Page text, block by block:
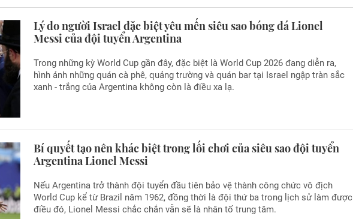
Lý do người Israel đặc biệt yêu mến siêu sao bóng đá Lionel
Messi của đội tuyển Argentina
Trong những kỳ World Cup gần đây, đặc biệt là World Cup 2026 đang diễn ra,
hình ảnh những quán cà phê, quảng trường và quán bar tại Israel ngập tràn sắc
xanh - trắng của Argentina không còn là điều xa lạ.
Bí quyết tạo nên khác biệt trong lối chơi của siêu sao đội tuyển
Argentina Lionel Messi
Nếu Argentina trở thành đội tuyển đầu tiên bảo vệ thành công chức vô địch
World Cup kể từ Brazil năm 1962, đồng thời là đội thứ ba trong lịch sử làm được
điều đó, Lionel Messi chắc chắn vẫn sẽ là nhân tố trung tâm.